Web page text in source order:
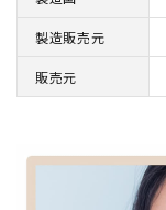
製造販売元
販売元